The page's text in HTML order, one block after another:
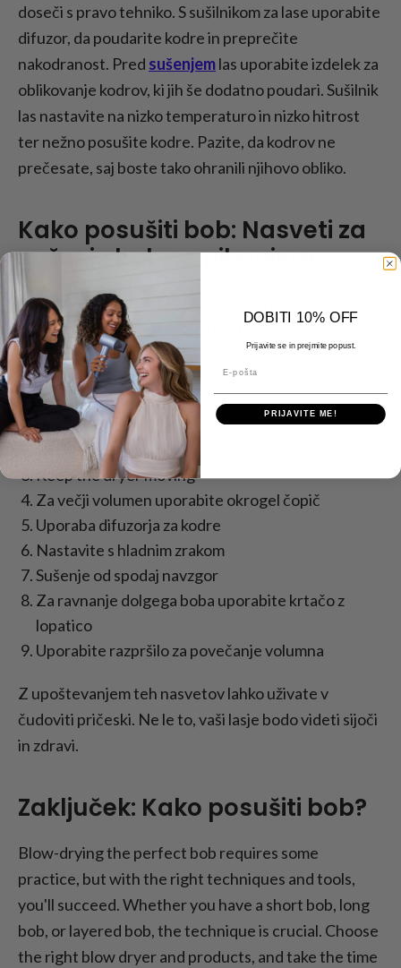
doseči s pravo tehniko. S sušilnikom za lase uporabite
difuzor, da poudarite kodre in preprečite
nakodranost. Pred sušenjemlas uporabite izdelek za
oblikovanje kodrov, ki jih še dodatno poudari. Sušilnik
las nastavite na nizko temperaturo in nizko hitrost
ter nežno posušite kodre. Pazite, da kodrov ne
prečesate, saj boste tako ohranili njihovo obliko.
Kako posušiti bob: Nasveti za
sušenje boba s pihanjem
Pri sušenju bobov upoštevajte nekaj pomembnih
nasvetov. Ne glede na to, ali imate večplasten, raven
ali kodrast bob, morate vedno upoštevati naslednje
nasvete:
Uporaba toplotne zaščite
Razdelite lase na dele
Keep the dryer moving
Za večji volumen uporabite okrogel čopič
Uporaba difuzorja za kodre
Nastavite s hladnim zrakom
Sušenje od spodaj navzgor
Za ravnanje dolgega boba uporabite krtačo z
lopatico
Uporabite razpršilo za povečanje volumna
Z upoštevanjem teh nasvetov lahko uživate v
čudoviti pričeski. Ne le to, vaši lasje bodo videti sijoči
in zdravi.
Zaključek: Kako posušiti bob?
Blow-drying the perfect bob requires some
practice, but with the right techniques and tools,
you'll succeed. Whether you have a short bob, long
bob, or layered bob, the technique is crucial. Choose
the right blow dryer and products, and take the time
DOBITI 10% OFF
Prijavite se in prejmite popust.
PRIJAVITE ME!